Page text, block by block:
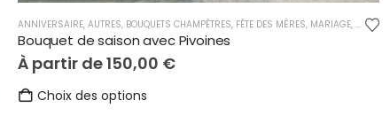
ANNIVERSAIRE, AUTRES, BOUQUETS CHAMPÊTRES, FÊTE DES MÈRES, MARIAGE,
Bouquet de saison avec Pivoines
À partir de150,00 €
Choix des optionsCe